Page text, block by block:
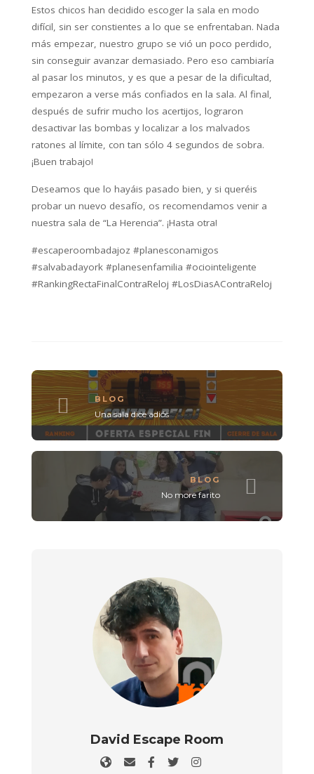
Estos chicos han decidido escoger la sala en modo
difícil, sin ser constientes a lo que se enfrentaban. Nada
más empezar, nuestro grupo se vió un poco perdido,
sin conseguir avanzar demasiado. Pero eso cambiaría
al pasar los minutos, y es que a pesar de la dificultad,
empezaron a verse más confiados en la sala. Al final,
después de sufrir mucho los acertijos, lograron
desactivar las bombas y localizar a los malvados
ratones al límite, con tan sólo 4 segundos de sobra.
¡Buen trabajo!
Deseamos que lo hayáis pasado bien, y si queréis
probar un nuevo desafío, os recomendamos venir a
nuestra sala de “La Herencia”. ¡Hasta otra!
#escaperoombadajoz #planesconamigos
#salvabadayork #planesenfamilia #ociointeligente
#RankingRectaFinalContraReloj #LosDiasAContraReloj
BLOG
Una sala dice adiós
BLOG
No more farito
David Escape Room